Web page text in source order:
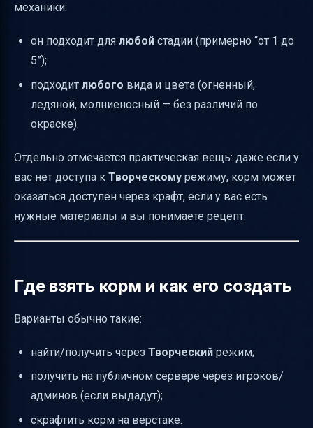
механики:
он подходит для любой стадии (примерно “от 1 до
5”);
подходит любого вида и цвета (огненный,
ледяной, молниеносный — без различий по
окраске).
Отдельно отмечается практическая вещь: даже если у
вас нет доступа к Творческому режиму, корм может
оказаться доступен через крафт, если у вас есть
нужные материалы и вы понимаете рецепт.
Где взять корм и как его создать
Варианты обычно такие:
найти/получить через Творческий режим;
получить на публичном сервере через игроков/
админов (если выдадут);
скрафтить корм на верстаке.